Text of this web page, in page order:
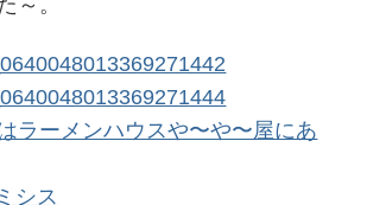
～。
ラーメンハウスや〜や〜屋にあ